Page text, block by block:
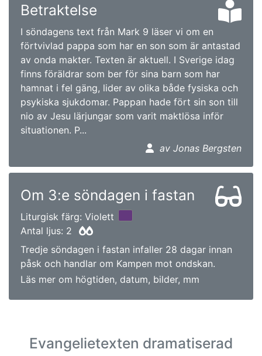
Betraktelse
I söndagens text från Mark 9 läser vi om en
förtvivlad pappa som har en son som är antastad
av onda makter. Texten är aktuell. I Sverige idag
finns föräldrar som ber för sina barn som har
hamnat i fel gäng, lider av olika både fysiska och
psykiska sjukdomar. Pappan hade fört sin son till
nio av Jesu lärjungar som varit maktlösa inför
situationen. P...
av Jonas Bergsten
Om 3:e söndagen i fastan
Liturgisk färg: Violett
Antal ljus: 2
Tredje söndagen i fastan infaller 28 dagar innan
påsk och handlar om Kampen mot ondskan.
Läs mer om högtiden, datum, bilder, mm
Evangelietexten dramatiserad